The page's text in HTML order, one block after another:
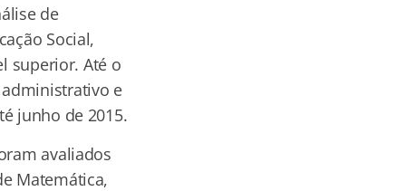
de
Social,
superior. Até o
e
junho de 2015.
avaliados
Matemática,